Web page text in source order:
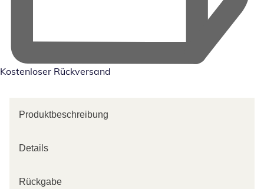
Kostenloser Rückversand
Produktbeschreibung
Details
Rückgabe